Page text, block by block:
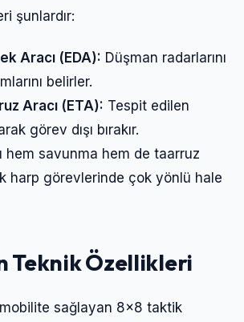
şunlardır:
Aracı (EDA): Düşman radarlarını
belirler.
Aracı (ETA): Tespit edilen
görev dışı bırakır.
hem savunma hem de taarruz
harp görevlerinde çok yönlü hale
Teknik Özellikleri
sağlayan 8×8 taktik